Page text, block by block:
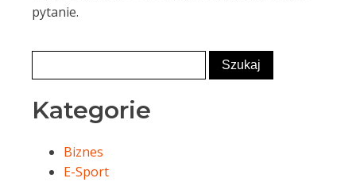
pytanie.
Kategorie
Biznes
E-Sport